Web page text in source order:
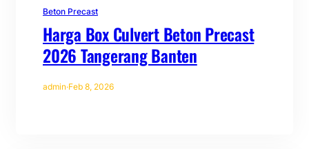
Beton Precast
Harga Box Culvert Beton Precast
2026 Tangerang Banten
admin·Feb 8, 2026